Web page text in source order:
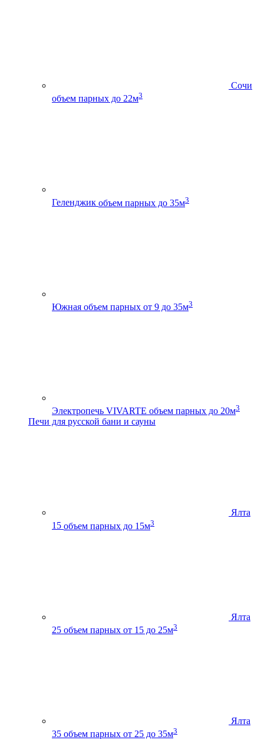
Сочи
объем парных до 22м3
Геленджик объем парных до 35м3
Южная объем парных от 9 до 35м3
Электропечь VIVARTE объем парных до 20м3
Печи для русской бани и сауны
Ялта
15 объем парных до 15м3
Ялта
25 объем парных от 15 до 25м3
Ялта
35 объем парных от 25 до 35м3